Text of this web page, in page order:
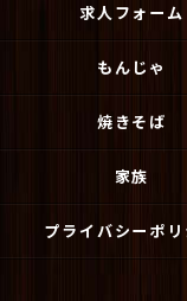
求人フォーム
もんじゃ
焼きそば
家族
プライバシーポリ